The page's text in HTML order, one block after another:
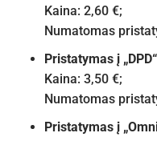
Kaina: 2,60 €;
Numatomas
Pristatymas į
Kaina: 3,50 €;
Numatomas
Pristatymas į